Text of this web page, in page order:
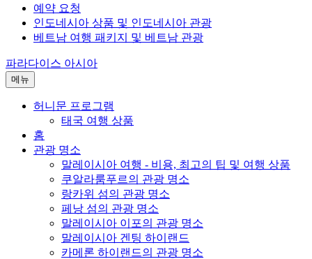
예약 요청
인도네시아 상품 및 인도네시아 관광
베트남 여행 패키지 및 베트남 관광
파라다이스 아시아
메뉴
허니문 프로그램
태국 여행 상품
홈
관광 명소
말레이시아 여행 - 비용, 최고의 팁 및 여행 상품
쿠알라룸푸르의 관광 명소
랑카위 섬의 관광 명소
페낭 섬의 관광 명소
말레이시아 이포의 관광 명소
말레이시아 겐팅 하이랜드
카메론 하이랜드의 관광 명소